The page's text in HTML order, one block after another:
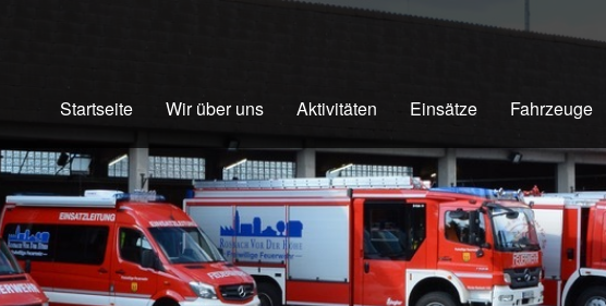
Startseite Wir über uns Aktivitäten Einsätze Fahrzeuge